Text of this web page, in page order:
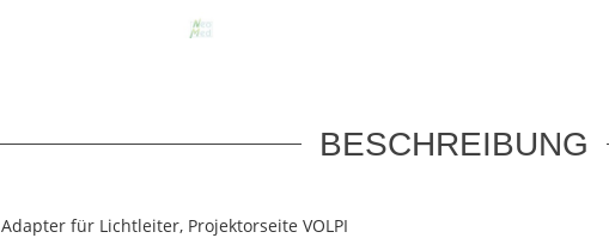
BESCHREIBUNG
Adapter für Lichtleiter, Projektorseite VOLPI